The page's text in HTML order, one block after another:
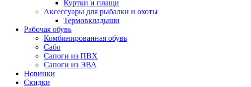
Куртки и плащи
Аксессуары для рыбалки и охоты
Термовкладыши
Рабочая обувь
Комбинированная обувь
Сабо
Сапоги из ПВХ
Сапоги из ЭВА
Новинки
Скидки